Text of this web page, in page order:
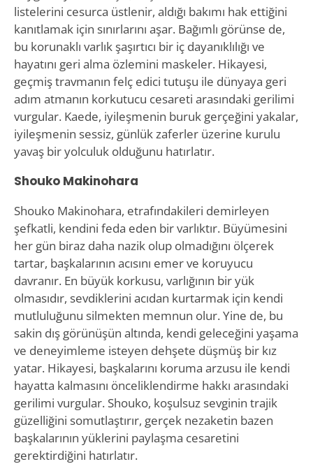
listelerini cesurca üstlenir, aldığı bakımı hak ettiğini
kanıtlamak için sınırlarını aşar. Bağımlı görünse de,
bu korunaklı varlık şaşırtıcı bir iç dayanıklılığı ve
hayatını geri alma özlemini maskeler. Hikayesi,
geçmiş travmanın felç edici tutuşu ile dünyaya geri
adım atmanın korkutucu cesareti arasındaki gerilimi
vurgular. Kaede, iyileşmenin buruk gerçeğini yakalar,
iyileşmenin sessiz, günlük zaferler üzerine kurulu
yavaş bir yolculuk olduğunu hatırlatır.
Shouko Makinohara
Shouko Makinohara, etrafındakileri demirleyen
şefkatli, kendini feda eden bir varlıktır. Büyümesini
her gün biraz daha nazik olup olmadığını ölçerek
tartar, başkalarının acısını emer ve koruyucu
davranır. En büyük korkusu, varlığının bir yük
olmasıdır, sevdiklerini acıdan kurtarmak için kendi
mutluluğunu silmekten memnun olur. Yine de, bu
sakin dış görünüşün altında, kendi geleceğini yaşama
ve deneyimleme isteyen dehşete düşmüş bir kız
yatar. Hikayesi, başkalarını koruma arzusu ile kendi
hayatta kalmasını önceliklendirme hakkı arasındaki
gerilimi vurgular. Shouko, koşulsuz sevginin trajik
güzelliğini somutlaştırır, gerçek nezaketin bazen
başkalarının yüklerini paylaşma cesaretini
gerektirdiğini hatırlatır.